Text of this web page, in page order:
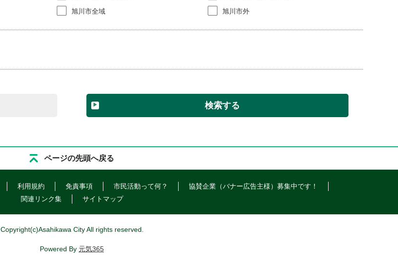
旭川市全域 旭川市外
検索する
ページの先頭へ戻る
利用規約 免責事項 市民活動って何？
協賛企業（バナー広告主様）募集中です！
関連リンク集
サイトマップ
Copyright(c)Asahikawa City All rights reserved.
Powered By 元気365